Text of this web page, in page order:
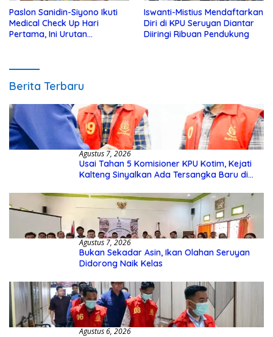
Paslon Sanidin-Siyono Ikuti
Medical Check Up Hari
Pertama, Ini Urutan
Iswanti-Mistius Mendaftarkan
Diri di KPU Seruyan Diantar
Diiringi Ribuan Pendukung
Berita Terbaru
Agustus 7, 2026
Usai Tahan 5 Komisioner KPU Kotim, Kejati
Kalteng Sinyalkan Ada Tersangka Baru di
Agustus 7, 2026
Bukan Sekadar Asin, Ikan Olahan Seruyan
Didorong Naik Kelas
Agustus 6, 2026